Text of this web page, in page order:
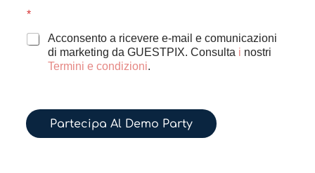
i
l*
Acconsento a ricevere e-mail e comunicazioni
di marketing da GUESTPIX. Consulta i nostri
Termini e condizioni.
Partecipa Al Demo Party